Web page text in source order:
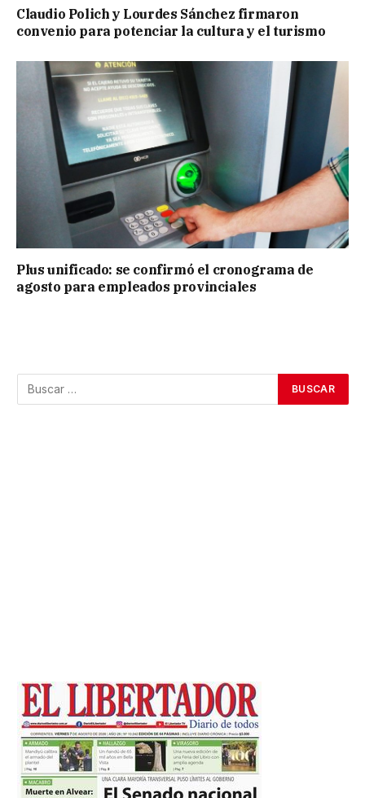
Claudio Polich y Lourdes Sánchez firmaron
convenio para potenciar la cultura y el turismo
Plus unificado: se confirmó el cronograma de
agosto para empleados provinciales